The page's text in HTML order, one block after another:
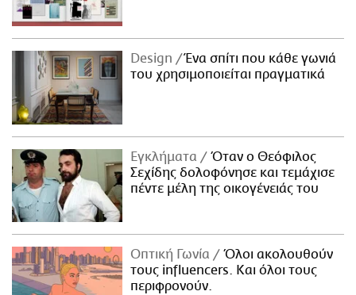
Design
Ένα σπίτι που κάθε γωνιά
του χρησιμοποιείται πραγματικά
Εγκλήματα
Όταν ο Θεόφιλος
Σεχίδης δολοφόνησε και τεμάχισε
πέντε μέλη της οικογένειάς του
Οπτική Γωνία
Όλοι ακολουθούν
τους influencers. Και όλοι τους
περιφρονούν.